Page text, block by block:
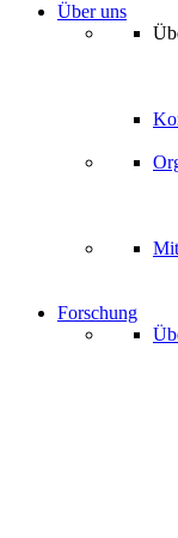
Über uns
Forschung